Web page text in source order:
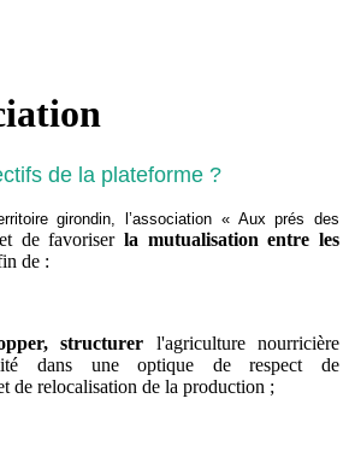
de la plateforme ?
girondin, l’association « Aux prés des
de favoriser la mutualisation entre les
de :
structurer l'agriculture nourricière
dans une optique de respect de
de relocalisation de la production ;